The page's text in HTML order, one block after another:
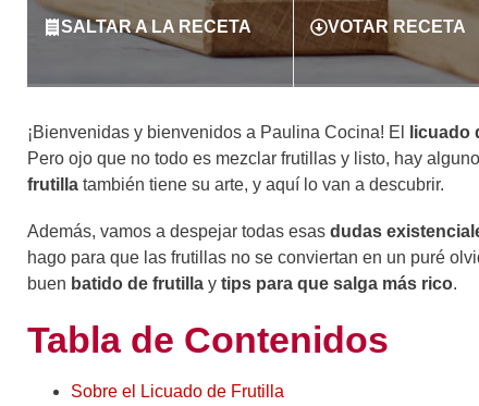
SALTAR A LA RECETA VOTAR RECETA
¡Bienvenidas y bienvenidos a Paulina Cocina! El licuado
Pero ojo que no todo es mezclar frutillas y listo, hay
frutilla también tiene su arte, y aquí lo van a descubrir.
Además, vamos a despejar todas esas dudas
hago para que las frutillas no se conviertan en un puré
buen batido de frutilla y tips para que salga más rico.
Tabla de Contenidos
Sobre el Licuado de Frutilla